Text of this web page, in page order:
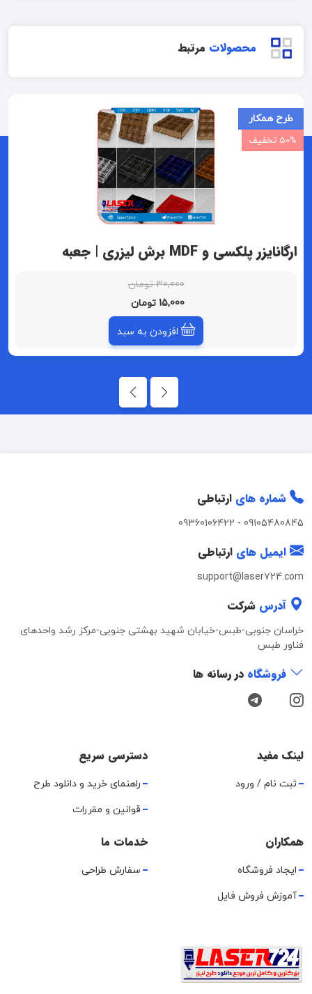
محصولات مرتبط
طرح همکار
50% تخفیف
ارگانایزر پلکسی و MDF برش لیزری | جعبه
30,000 تومان
15,000 تومان
افزودن به سبد
شماره های ارتباطی
09105480845
-
09360106422
ایمیل های ارتباطی
support@laser724.com
آدرس شرکت
خراسان جنوبی-طبس-خیابان شهید بهشتی جنوبی-مرکز رشد واحدهای
فناور طبس
فروشگاه در رسانه ها
لینک مفید
ثبت نام / ورود
دسترسی سریع
راهنمای خرید و دانلود طرح
قوانین و مقررات
همکاران
ایجاد فروشگاه
آموزش فروش فایل
خدمات ما
سفارش طراحی